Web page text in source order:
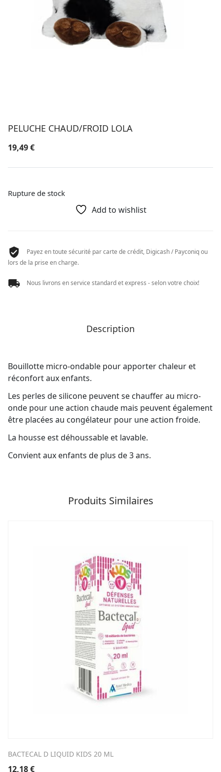
PELUCHE CHAUD/FROID LOLA
19,49€
Rupture de stock
Add to wishlist
Payez en toute sécurité par carte de crédit, Digicash / Payconiq ou
lors de la prise en charge.
Nous livrons en service standard et express - selon votre choix!
Description
Bouillotte micro-ondable pour apporter chaleur et
réconfort aux enfants.
Les perles de silicone peuvent se chauffer au micro-
onde pour une action chaude mais peuvent également
être placées au congélateur pour une action froide.
La housse est déhoussable et lavable.
Convient aux enfants de plus de 3 ans.
Produits Similaires
BACTECAL D LIQUID KIDS 20 ML
12,18€